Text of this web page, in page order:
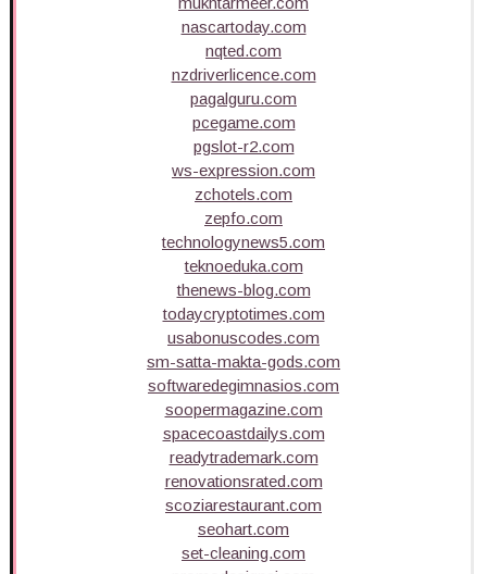
nascartoday.com
nqted.com
nzdriverlicence.com
pagalguru.com
pcegame.com
pgslot-r2.com
ws-expression.com
zchotels.com
zepfo.com
technologynews5.com
teknoeduka.com
thenews-blog.com
todaycryptotimes.com
usabonuscodes.com
sm-satta-makta-gods.com
softwaredegimnasios.com
soopermagazine.com
spacecoastdailys.com
readytrademark.com
renovationsrated.com
scoziarestaurant.com
seohart.com
set-cleaning.com